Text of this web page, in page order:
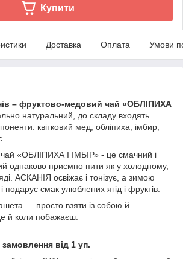
Купити
Доставка Оплата Умови
– фруктово-медовий чай «ОБЛІПИХА
натуральний, до складу входять
квітковий мед, обліпиха, імбир,
«ОБЛІПИХА І ІМБІР» - це смачний і
однаково приємно пити як у холодному,
АСКАНІЯ освіжає і тонізує, а зимою
подарує смак улюблених ягід і фруктів.
— просто взяти із собою й
й коли побажаєш.
від 1 уп.